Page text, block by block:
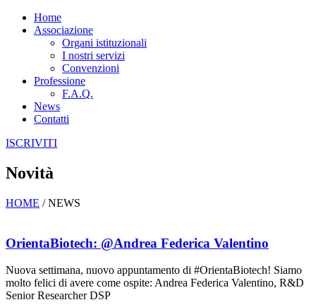
Home
Associazione
Organi istituzionali
I nostri servizi
Convenzioni
Professione
F.A.Q.
News
Contatti
ISCRIVITI
Novità
HOME / NEWS
OrientaBiotech: @Andrea Federica Valentino
Nuova settimana, nuovo appuntamento di #OrientaBiotech! Siamo
molto felici di avere come ospite: Andrea Federica Valentino, R&D
Senior Researcher DSP